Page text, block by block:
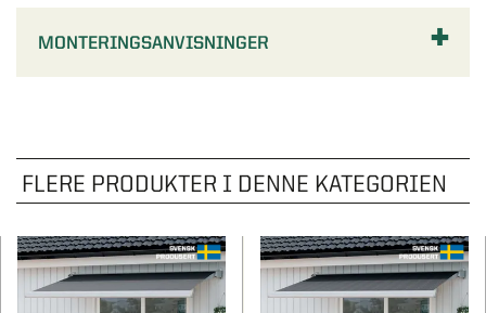
MONTERINGSANVISNINGER
FLERE PRODUKTER I DENNE KATEGORIEN